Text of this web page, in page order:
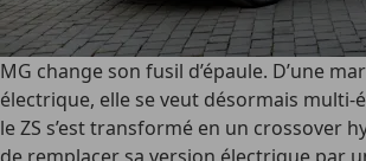
MG change son fusil d’épaule. D’une
électrique, elle se veut désormais multi-
le ZS s’est transformé en un crossover